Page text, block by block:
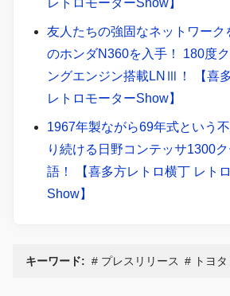
友人たちの強固なネットワーク
のホンダN360を入手！ 180度
ングエンジン搭載LNⅢ！ 【喜
レトロモーターShow】
1967年製ながら69年式という
り続ける日野コンテッサ1300
語！ 【喜多方レトロ横丁 レト
Show】
キーワード: プレスリリース トヨタ